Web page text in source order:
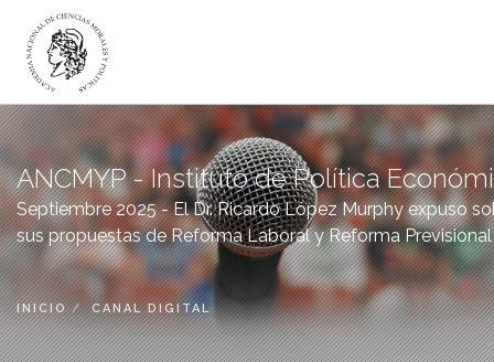
LA ACADEMIA
ACADÉMICOS
INSTITUTOS
DICTÁMENES
PUBLICACIONES
CANAL DIGITAL
BIBLIOTECA
ANCMYP - Instituto de Política
Septiembre 2025 - El Dr. Ricardo López Murphy expuso
sus propuestas de Reforma Laboral y Reforma Previsional
INICIO CANAL DIGITAL